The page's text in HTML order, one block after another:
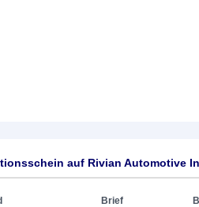
auf Rivian Automotive
Brief